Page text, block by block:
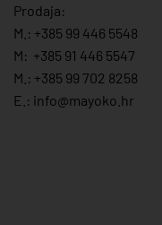
Prodaja:
M.: +385 99 446 5548
M: +385 91 446 5547
M.: +385 99 702 8258
E.: info@mayoko. hr